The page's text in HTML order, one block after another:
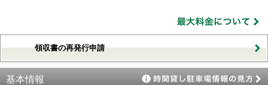
領収書の再発行申請
基本情報